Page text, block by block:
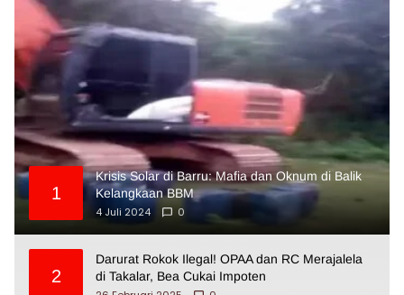
1
Krisis Solar di Barru: Mafia dan Oknum di Balik
Kelangkaan BBM
4 Juli 2024
0
2
Darurat Rokok Ilegal! OPAA dan RC Merajalela
di Takalar, Bea Cukai Impoten